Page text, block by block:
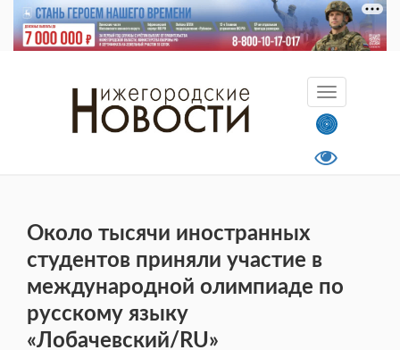
Около тысячи иностранных
студентов приняли участие в
международной олимпиаде по
русскому языку
«Лобачевский/RU»